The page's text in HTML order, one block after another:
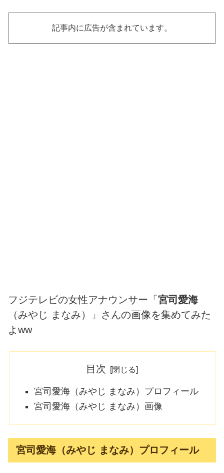
記事内に広告が含まれています。
フジテレビの女性アナウンサー「 宮司愛海
（みやじ まなみ）」さんの画像を集めてみた
よww
目次
宮司愛海（みやじ まなみ）プロフィール
宮司愛海（みやじ まなみ）画像
宮司愛海（みやじ まなみ）プロフィール